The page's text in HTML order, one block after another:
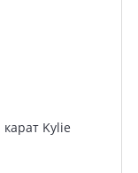
Kylie